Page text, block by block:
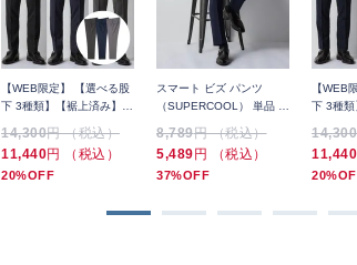
【WEB限定】 【選べる股
下 3種類】【裾上済み】洗
ラックス 3本セット 夏
14,300円 （税込）
11,440円 （税込）
20%OFF
スマート ビズ パンツ
（SUPERCOOL） 単品 高
8,789円 （税込）
5,489 円 （税込）
37%OFF
【WEB
下 3種類
ラック
14,300
11,440